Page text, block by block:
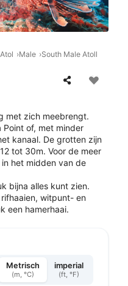
Male South Male Atoll
met zich meebrengt.
of, met minder
kanaal. De grotten zijn
tot 30m. Voor de meer
het midden van de
bijna alles kunt zien.
witpunt- en
een hamerhaai.
Metrisch
(m, °C)
imperial
(ft, °F)